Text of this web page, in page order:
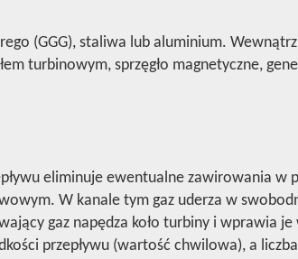
(GGG), staliwa lub aluminium.
turbinowym, sprzęgło magnetyczne,
eliminuje ewentualne zawirowania w
W kanale tym gaz uderza w
gaz napędza koło turbiny i wprawia
przepływu (wartość chwilowa), a